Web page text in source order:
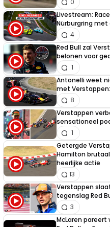
0
Livestream: Race
Nürburgring met
4
Red Bull zal
belonen voor
1
Antonelli weet
met
8
Verstappen
sensationeel
1
Getergde
Hamilton
heerlijke actie
13
Verstappen
tegenslag Red
3
McLaren